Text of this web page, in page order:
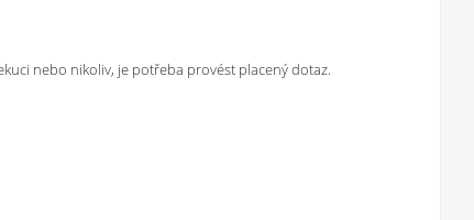
nebo nikoliv, je potřeba provést placený dotaz.